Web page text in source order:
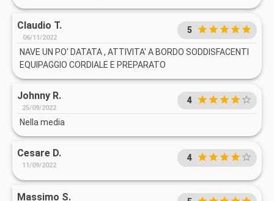
Claudio T.
06/11/2022
5
NAVE UN PO' DATATA , ATTIVITA' A BORDO SODDISFACENTI
EQUIPAGGIO CORDIALE E PREPARATO
Johnny R.
25/09/2022
4
Nella media
Cesare D.
11/09/2022
4
Massimo S.